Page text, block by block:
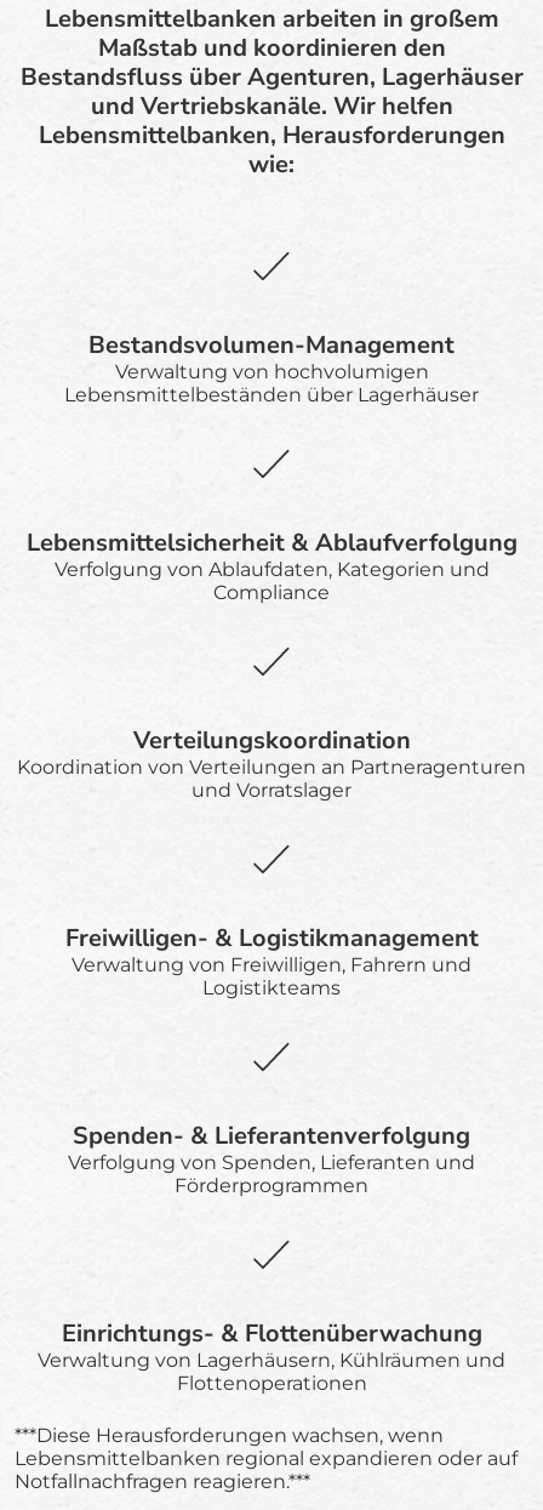
Lebensmittelbanken arbeiten in großem
Maßstab und koordinieren den
Bestandsfluss über Agenturen, Lagerhäuser
und Vertriebskanäle. Wir helfen
Lebensmittelbanken, Herausforderungen
wie:
Bestandsvolumen-Management
Verwaltung von hochvolumigen
Lebensmittelbeständen über Lagerhäuser
Lebensmittelsicherheit & Ablaufverfolgung
Verfolgung von Ablaufdaten, Kategorien und
Compliance
Verteilungskoordination
Koordination von Verteilungen an Partneragenturen
und Vorratslager
Freiwilligen- & Logistikmanagement
Verwaltung von Freiwilligen, Fahrern und
Logistikteams
Spenden- & Lieferantenverfolgung
Verfolgung von Spenden, Lieferanten und
Förderprogrammen
Einrichtungs- & Flottenüberwachung
Verwaltung von Lagerhäusern, Kühlräumen und
Flottenoperationen
***Diese Herausforderungen wachsen, wenn
Lebensmittelbanken regional expandieren oder auf
Notfallnachfragen reagieren.***